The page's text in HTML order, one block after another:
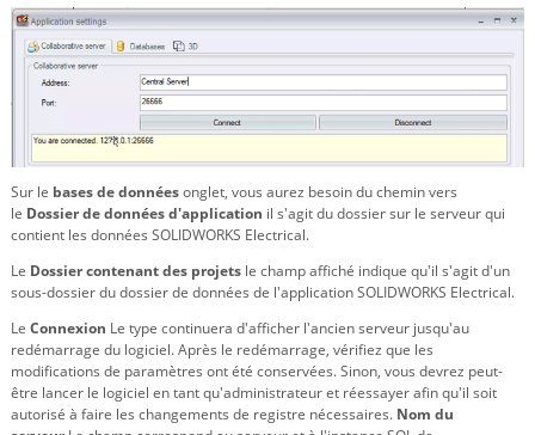
Sur le bases de donnéesonglet, vous aurez besoin du chemin vers
le Dossier de données d'application il s'agit du dossier sur le serveur qui
contient les données SOLIDWORKS Electrical.
Le Dossier contenant des projets le champ affiché indique qu'il s'agit d'un
sous-dossier du dossier de données de l'application SOLIDWORKS Electrical.
Le Connexion Le type continuera d'afficher l'ancien serveur jusqu'au
redémarrage du logiciel. Après le redémarrage, vérifiez que les
modifications de paramètres ont été conservées. Sinon, vous devrez peut-
être lancer le logiciel en tant qu'administrateur et réessayer afin qu'il soit
autorisé à faire les changements de registre nécessaires. Nom du